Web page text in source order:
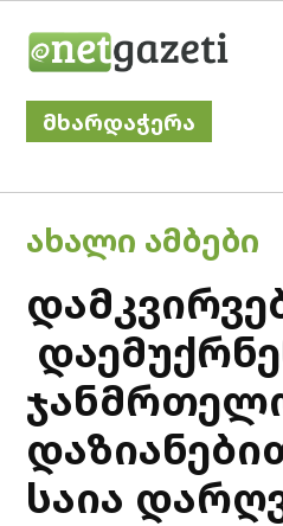
მხარდაჭერა
POSTED
ᲐᲮᲐᲚᲘ ᲐᲛᲑᲔᲑᲘ
საია